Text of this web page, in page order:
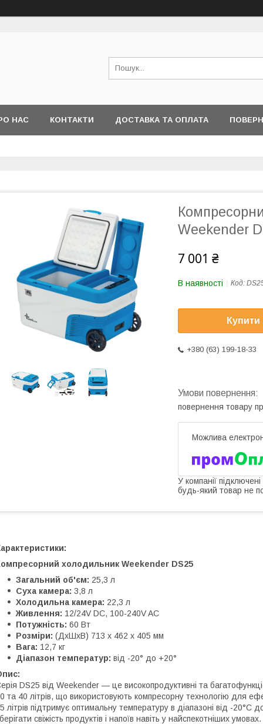
НАС КОНТАКТИ ДОСТАВКА ТА ОПЛАТА
Weekender
7 001 ₴
В наявності Код:
Купити
+380 (63) 199-18-33
повернення товару
У компанії
будь-який товар не
холодильник Weekender DS25
Загальний об'єм: 25,3 л
Суха камера: 3,8 л
Холодильна камера: 22,3 л
Живлення: 12/24V DC, 100-240V AC
Потужність: 60 Вт
Розміри: (ДхШхВ) 713 x 462 x 405 мм
Вага: 12,7 кг
Діапазон температур: від -20° до +20°
DS25 від Weekender — це високопродуктивні та
та 40 літрів, що використовують компресорну технологію для
літрів підтримує оптимальну температуру в діапазоні від -
свіжість продуктів і напоїв навіть у найспекотніших умовах.